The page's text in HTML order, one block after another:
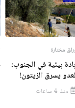
مختارة
بيئية في الجنوب:
يسرق الزيتون!
منذ 4 ساعات